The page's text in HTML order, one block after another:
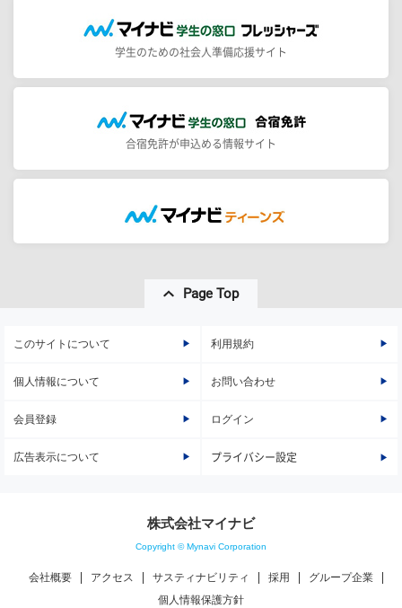
学生のための社会人準備応援サイト
合宿免許が申込める情報サイト
Page Top
このサイトについて 利用規約
個人情報について お問い合わせ
会員登録 ログイン
広告表示について プライバシー設定
株式会社マイナビ
Copyright © Mynavi Corporation
会社概要 アクセス サスティナビリティ 採用
グループ企業
個人情報保護方針